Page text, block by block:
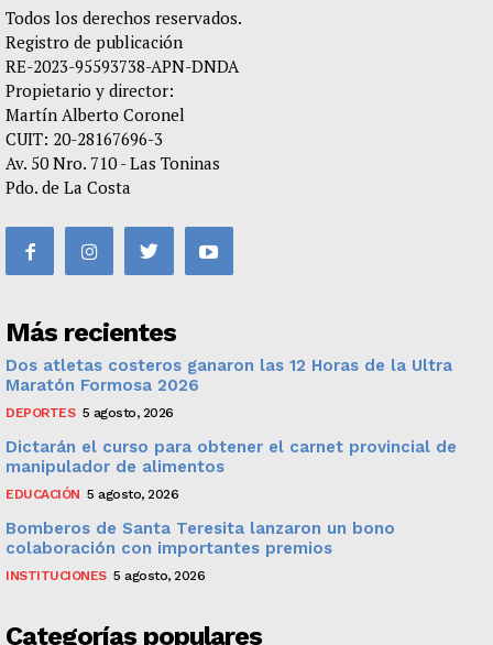
Todos los derechos reservados.
Registro de publicación
RE-2023-95593738-APN-DNDA
Propietario y director:
Martín Alberto Coronel
CUIT: 20-28167696-3
Av. 50 Nro. 710 - Las Toninas
Pdo. de La Costa
Más recientes
Dos atletas costeros ganaron las 12 Horas de la Ultra
Maratón Formosa 2026
DEPORTES 5 agosto, 2026
Dictarán el curso para obtener el carnet provincial de
manipulador de alimentos
EDUCACIÓN 5 agosto, 2026
Bomberos de Santa Teresita lanzaron un bono
colaboración con importantes premios
INSTITUCIONES 5 agosto, 2026
Categorías populares